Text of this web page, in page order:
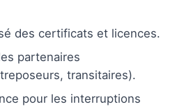
des certificats et licences.
partenaires
transitaires).
pour les interruptions